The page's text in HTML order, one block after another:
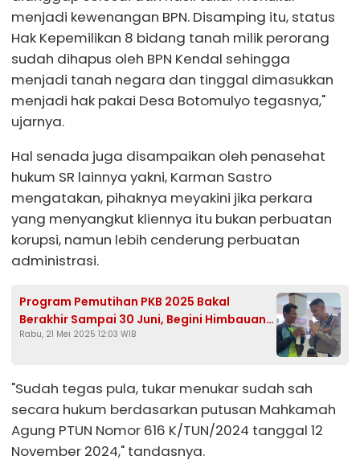
menjadi kewenangan BPN. Disamping itu, status
Hak Kepemilikan 8 bidang tanah milik perorang
sudah dihapus oleh BPN Kendal sehingga
menjadi tanah negara dan tinggal dimasukkan
menjadi hak pakai Desa Botomulyo tegasnya,"
ujarnya.
Hal senada juga disampaikan oleh penasehat
hukum SR lainnya yakni, Karman Sastro
mengatakan, pihaknya meyakini jika perkara
yang menyangkut kliennya itu bukan perbuatan
korupsi, namun lebih cenderung perbuatan
administrasi.
Program Pemutihan PKB 2025 Bakal
Berakhir Sampai 30 Juni, Begini Himbauan
Satlantas Polres Kendal
Rabu, 21 Mei 2025 12:03 WIB
"Sudah tegas pula, tukar menukar sudah sah
secara hukum berdasarkan putusan Mahkamah
Agung PTUN Nomor 616 K/TUN/2024 tanggal 12
November 2024," tandasnya.